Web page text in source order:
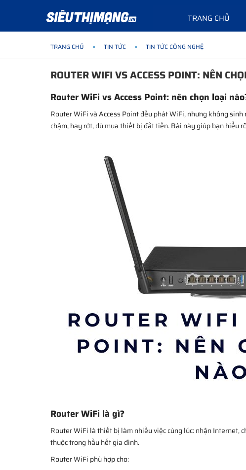
TRANG CHỦ
TRANG CHỦ TIN TỨC TIN TỨC CÔNG NGHỆ
ROUTER WIFI VS ACCESS POINT: NÊN
Router WiFi vs Access Point: nên chọn loại
Router WiFi và Access Point đều phát WiFi, nhưng không
chậm, hay rớt, dù mua thiết bị đắt tiền. Bài này giúp bạn hiểu
Router WiFi là gì?
Router WiFi là thiết bị làm nhiều việc cùng lúc: nhận Internet,
thuộc trong hầu hết gia đình.
Router WiFi phù hợp cho: